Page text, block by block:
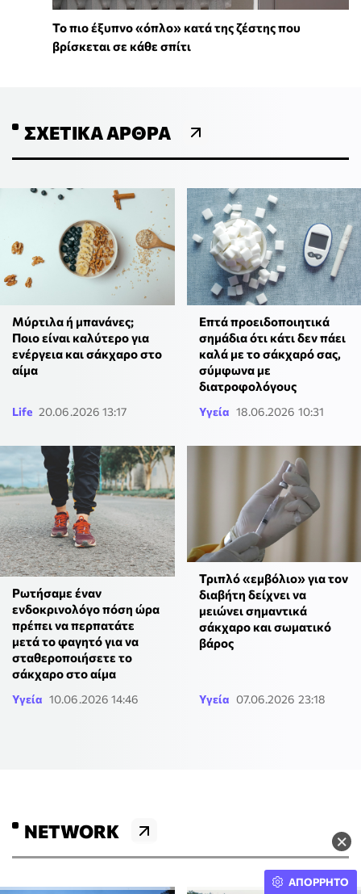
×
To πιο έξυπνο «όπλο» κατά της ζέστης που
βρίσκεται σε κάθε σπίτι
ΣΧΕΤΙΚΆ ΆΡΘΡΑ
Μύρτιλα ή μπανάνες;
Ποιο είναι καλύτερο για
ενέργεια και σάκχαρο στο
αίμα
Life 20.06.2026 13:17
Eπτά προειδοποιητικά
σημάδια ότι κάτι δεν πάει
καλά με το σάκχαρό σας,
σύμφωνα με
διατροφολόγους
Υγεία 18.06.2026 10:31
Ρωτήσαμε έναν
ενδοκρινολόγο πόση ώρα
πρέπει να περπατάτε
μετά το φαγητό για να
σταθεροποιήσετε το
σάκχαρο στο αίμα
Υγεία 10.06.2026 14:46
Τριπλό «εμβόλιο» για τον
διαβήτη δείχνει να
μειώνει σημαντικά
σάκχαρο και σωματικό
βάρος
Υγεία 07.06.2026 23:18
NETWORK
ΑΠΟΡΡΗΤΟ